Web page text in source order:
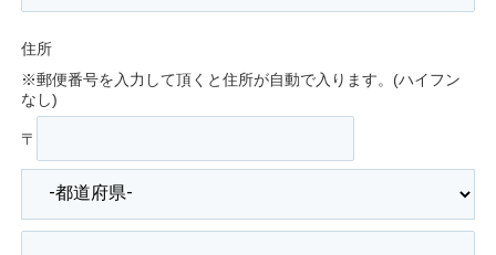
住所
※郵便番号を入力して頂くと住所が自動で入ります。(ハイフン
なし)
〒